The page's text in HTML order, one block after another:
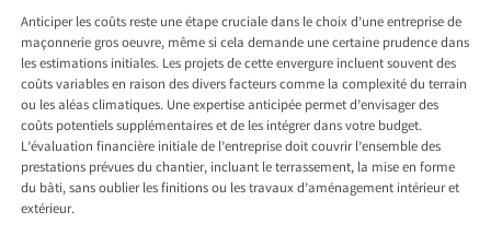
Anticiper les coûts reste une étape cruciale dans le choix d’une entreprise de
maçonnerie gros oeuvre, même si cela demande une certaine prudence dans
les estimations initiales. Les projets de cette envergure incluent souvent des
coûts variables en raison des divers facteurs comme la complexité du terrain
ou les aléas climatiques. Une expertise anticipée permet d’envisager des
coûts potentiels supplémentaires et de les intégrer dans votre budget.
L’évaluation financière initiale de l’entreprise doit couvrir l’ensemble des
prestations prévues du chantier, incluant le terrassement, la mise en forme
du bâti, sans oublier les finitions ou les travaux d’aménagement intérieur et
extérieur.